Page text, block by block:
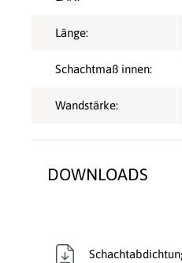
Länge:
Schachtmaß innen:
Wandstärke:
DOWNLOADS